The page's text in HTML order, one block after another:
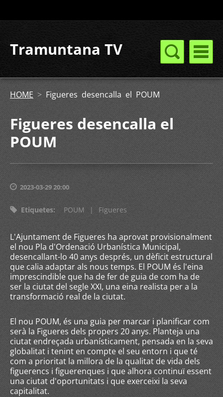
Tramuntana TV
HOME > Figueres desencalla el POUM
Figueres desencalla el
POUM
2023-03-29 20:00
Etiquetes: POUM | Figueres
L'Ajuntament de Figueres ha aprovat provisionalment
el nou Pla d'Ordenació Urbanística Municipal,
desencallant-lo 40 anys després, un dèficit estructural
que calia adaptar als nous temps. El POUM és l'eina
imprescindible que ha de fer de guia de com ha de
ser la ciutat del segle XXI, una eina realista per a la
transformació real de la ciutat.
El nou POUM, és una guia per marcar i planificar com
serà la Figueres dels propers 20 anys. Planteja una
ciutat endreçada urbanísticament, pensada en la seva
globalitat i tenint en compte el seu entorn i que té
com a prioritat la millora de la qualitat de vida dels
figuerencs i figuerenques i que alhora continuï essent
una ciutat d'oportunitats i que exerceixi la seva
capitalitat.